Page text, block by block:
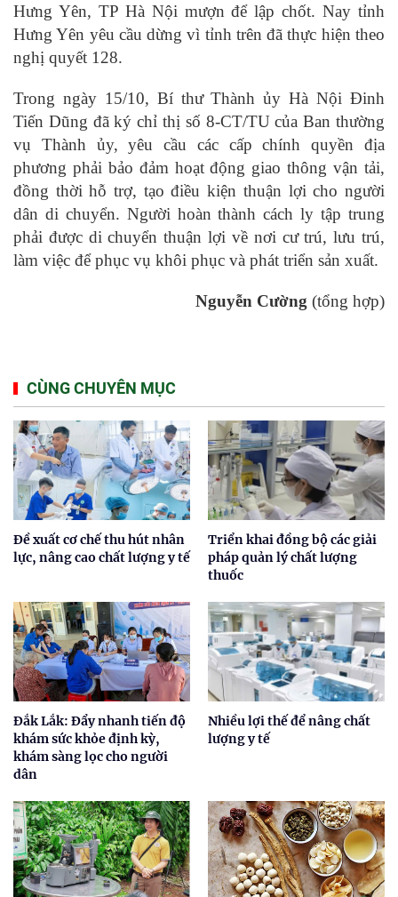
Hưng Yên, TP Hà Nội mượn để lập chốt. Nay tỉnh
Hưng Yên yêu cầu dừng vì tỉnh trên đã thực hiện theo
nghị quyết 128.
Trong ngày 15/10, Bí thư Thành ủy Hà Nội Đinh
Tiến Dũng đã ký chỉ thị số 8-CT/TU của Ban thường
vụ Thành ủy, yêu cầu các cấp chính quyền địa
phương phải bảo đảm hoạt động giao thông vận tải,
đồng thời hỗ trợ, tạo điều kiện thuận lợi cho người
dân di chuyển. Người hoàn thành cách ly tập trung
phải được di chuyển thuận lợi về nơi cư trú, lưu trú,
làm việc để phục vụ khôi phục và phát triển sản xuất.
Nguyễn Cường (tổng hợp)
CÙNG CHUYÊN MỤC
Đề xuất cơ chế thu hút nhân
lực, nâng cao chất lượng y tế
Triển khai đồng bộ các giải
pháp quản lý chất lượng
thuốc
Đắk Lắk: Đẩy nhanh tiến độ
khám sức khỏe định kỳ,
khám sàng lọc cho người
dân
Nhiều lợi thế để nâng chất
lượng y tế